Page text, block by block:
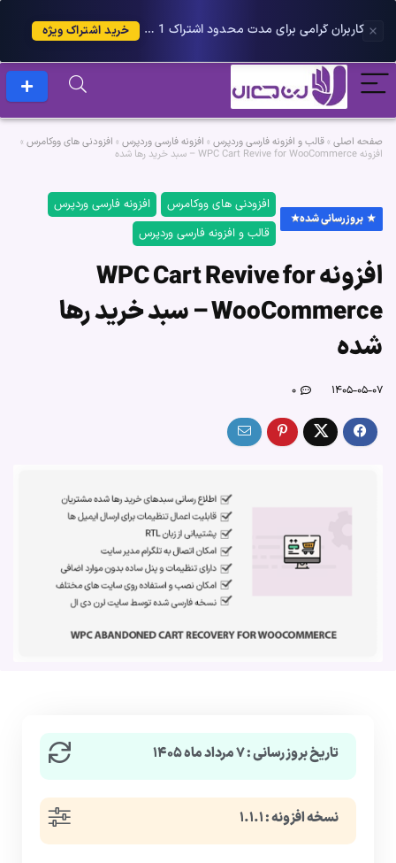
کاربران گرامی برای مدت محدود اشتراک 1 ساله پلاس را می توانید با 25 درصد تخفیف دریافت کنید. خرید اشتراک ویژه
صفحه اصلی »قالب و افزونه فارسی وردپرس » افزونه فارسی وردپرس » افزودنی های ووکامرس »
افزونه WPC Cart Revive for WooCommerce – سبد خرید رها شده
بروزرسانی شده
افزودنی های ووکامرس
افزونه فارسی وردپرس
قالب و افزونه فارسی وردپرس
افزونه WPC Cart Revive for
WooCommerce – سبد خرید رها
شده
۱۴۰۵-۰۵-۰۷ ۰
تاریخ بروزرسانی : ۷ مرداد ماه ۱۴۰۵
نسخه افزونه : ۱.۱.۱